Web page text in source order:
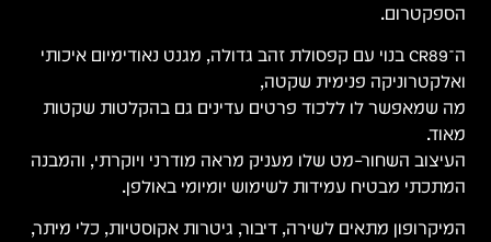
הספקטרום.
ה־CR89 בנוי עם קפסולת זהב גדולה, מגנט נאודימיום איכותי
ואלקטרוניקה פנימית שקטה,
מה שמאפשר לו ללכוד פרטים עדינים גם בהקלטות שקטות
מאוד.
העיצוב השחור–מט שלו מעניק מראה מודרני ויוקרתי, והמבנה
המתכתי מבטיח עמידות לשימוש יומיומי באולפן.
המיקרופון מתאים לשירה, דיבור, גיטרות אקוסטיות, כלי מיתר,